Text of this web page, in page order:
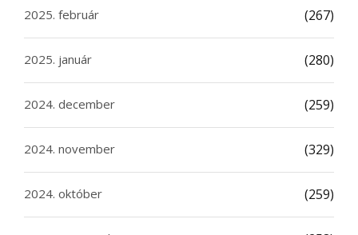
2025. február (267)
2025. január (280)
2024. december (259)
2024. november (329)
2024. október (259)